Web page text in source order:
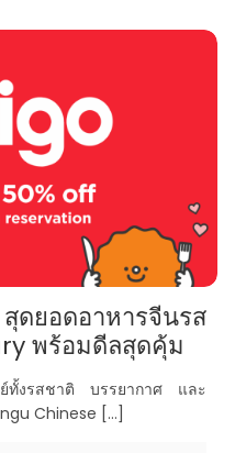
สุดยอดอาหารจีนรส
พร้อมดีลสุดคุ้ม
ย์ทั้งรสชาติ บรรยากาศ และ
Chinese […]